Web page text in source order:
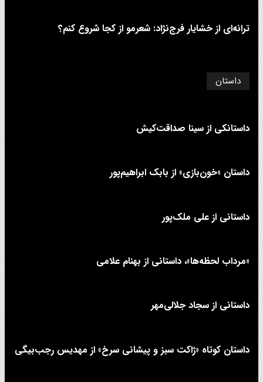
ترانه‌ای از خشایار فرج‌نژاد: شعرمو از کجا شروع کنم؟
داستان
داستانکی از سینا صداقت‌کیش
داستان «خون‌بازی» از بابک ابراهیم‌پور
داستانی از علی‌ ملک‌پور
«مرداب لحظه‌ها»، داستانی از بهنام علامی
داستانی از سجاد جلالی‌مهر
داستان کوتاه «ژاکت سبز و پیشانی سرخ» از مهدیس رجب‌بیگی